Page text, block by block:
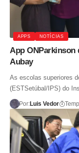
APPS NOTÍCIAS
App ONParkinson
Aubay
As escolas superiores
(ESTSetúbal/IPS) do
Por:Luis Vedor